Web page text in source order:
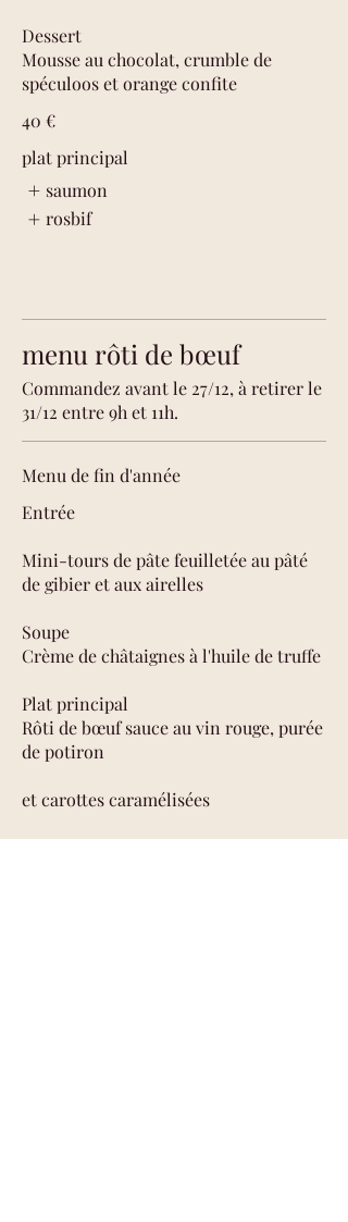
Dessert
Mousse au chocolat, crumble de
spéculoos et orange confite
40 €
plat principal
saumon
rosbif
menu rôti de bœuf
Commandez avant le 27/12, à retirer le
31/12 entre 9h et 11h.
Menu de fin d'année
Entrée
Mini-tours de pâte feuilletée au pâté
de gibier et aux airelles
Soupe
Crème de châtaignes à l'huile de truffe
Plat principal
Rôti de bœuf sauce au vin rouge, purée
de potiron
et carottes caramélisées
Dessert